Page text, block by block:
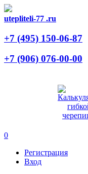
utepliteli-77 .ru
+7 (495) 150-06-87
+7 (906) 076-00-00
0
Регистрация
Вход